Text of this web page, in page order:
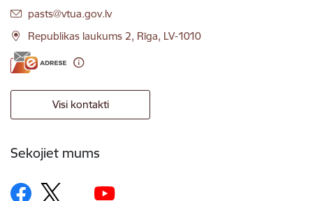
E-pasts:
pasts@vtua.gov.lv
Republikas laukums 2, Rīga, LV-1010
Visi kontakti
Sekojiet mums